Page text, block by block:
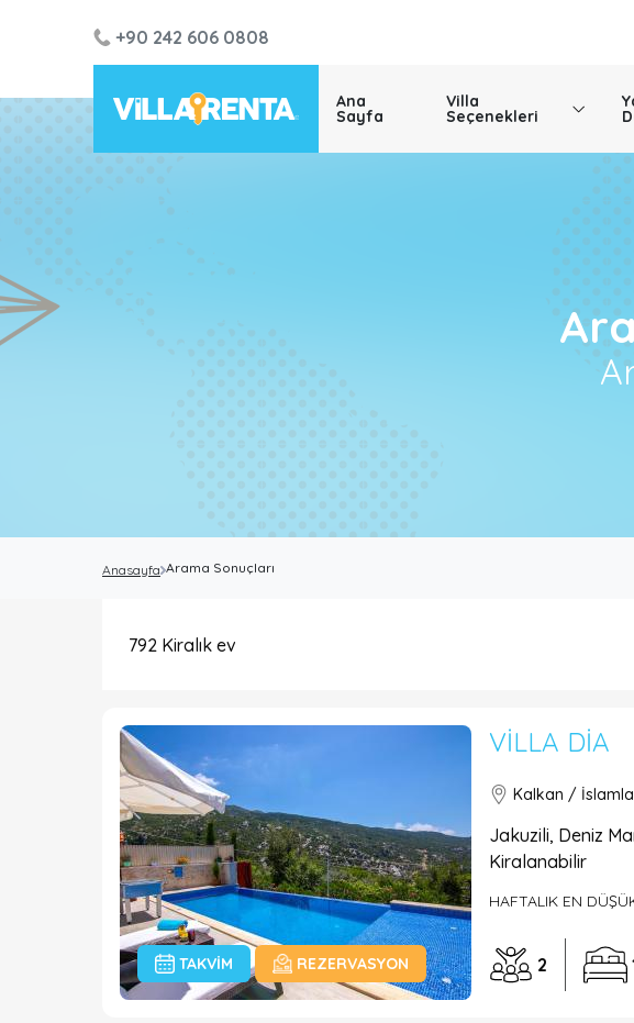
+90 242 606 0808
Ana
Sayfa
Villa
Seçenekleri
Anasayfa Arama Sonuçları
792 Kiralık ev
TAKVIM REZERVASYON
VILLA DIA
Kalkan /
Jakuzili, Deniz
Kiralanabilir
HAFTALIK EN
2